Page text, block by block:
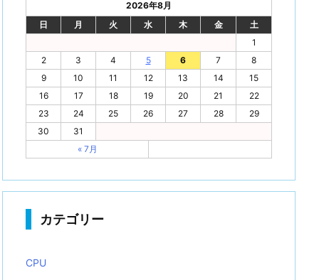
2026年8月
日
月 火 水 木 金
土
1
2
3 4 5 6 7
8
9
10 11 12 13 14
15
16
17 18 19 20 21
22
23
24 25 26 27 28
29
30
31
« 7月
カテゴリー
CPU